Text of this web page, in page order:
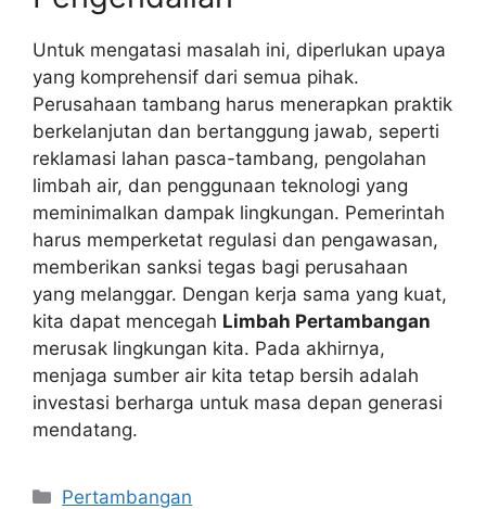
Untuk mengatasi masalah ini, diperlukan upaya
yang komprehensif dari semua pihak.
Perusahaan tambang harus menerapkan praktik
berkelanjutan dan bertanggung jawab, seperti
reklamasi lahan pasca-tambang, pengolahan
limbah air, dan penggunaan teknologi yang
meminimalkan dampak lingkungan. Pemerintah
harus memperketat regulasi dan pengawasan,
memberikan sanksi tegas bagi perusahaan
yang melanggar. Dengan kerja sama yang kuat,
kita dapat mencegah Limbah Pertambangan
merusak lingkungan kita. Pada akhirnya,
menjaga sumber air kita tetap bersih adalah
investasi berharga untuk masa depan generasi
mendatang.
Kategori
Pertambangan